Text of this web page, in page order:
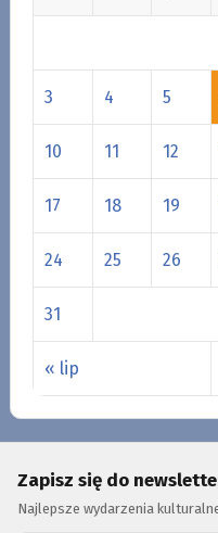
« lip
3 4 5
10 11 12
17 18 19
24 25 26
31
Zapisz się do
Najlepsze wydarzenia